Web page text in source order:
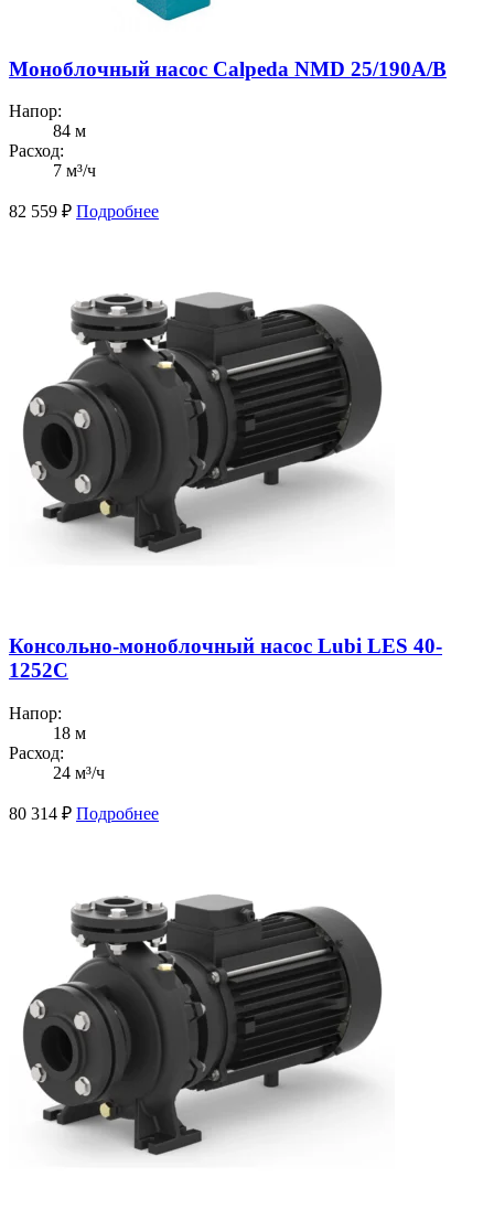
Моноблочный насос Calpeda NMD 25/190A/B
Напор:
84 м
Расход:
7 м³/ч
82 559 ₽ Подробнее
Консольно-моноблочный насос Lubi LES 40-
1252C
Напор:
18 м
Расход:
24 м³/ч
80 314 ₽ Подробнее